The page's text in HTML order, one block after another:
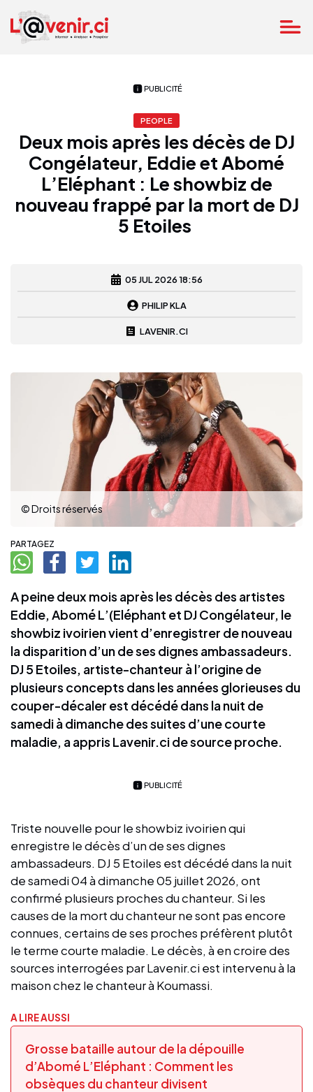
PUBLICITÉ
PEOPLE
Deux mois après les décès de DJ
Congélateur, Eddie et Abomé
L’Eléphant : Le showbiz de
nouveau frappé par la mort de DJ
5 Etoiles
05 JUL 2026 18:56
PHILIP KLA
LAVENIR.CI
© Droits réservés
PARTAGEZ
A peine deux mois après les décès des artistes
Eddie, Abomé L’(Eléphant et DJ Congélateur, le
showbiz ivoirien vient d’enregistrer de nouveau
la disparition d’un de ses dignes ambassadeurs.
DJ 5 Etoiles, artiste-chanteur à l’origine de
plusieurs concepts dans les années glorieuses du
couper-décaler est décédé dans la nuit de
samedi à dimanche des suites d’une courte
maladie, a appris Lavenir.ci de source proche.
PUBLICITÉ
Triste nouvelle pour le showbiz ivoirien qui
enregistre le décès d’un de ses dignes
ambassadeurs. DJ 5 Etoiles est décédé dans la nuit
de samedi 04 à dimanche 05 juillet 2026, ont
confirmé plusieurs proches du chanteur. Si les
causes de la mort du chanteur ne sont pas encore
connues, certains de ses proches préfèrent plutôt
le terme courte maladie. Le décès, à en croire des
sources interrogées par Lavenir.ci est intervenu à la
maison chez le chanteur à Koumassi.
A LIRE AUSSI
Grosse bataille autour de la dépouille
d’Abomé L’Eléphant : Comment les
obsèques du chanteur divisent